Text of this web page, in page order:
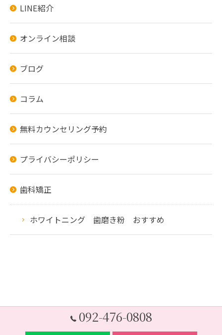
LINE紹介
オンライン相談
ブログ
コラム
無料カウンセリング予約
プライバシーポリシー
歯科矯正
ホワイトニング 歯磨き粉 おすすめ
092-476-0808